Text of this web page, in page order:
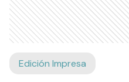
Edición Impresa